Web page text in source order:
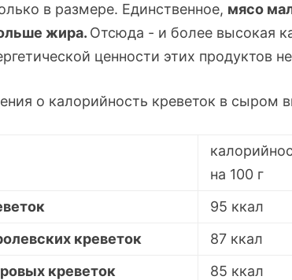
в размере. Единственное, мясо
жира. Отсюда - и более высокая
ценности этих продуктов
о калорийность креветок в сыром
на 100 г
95 ккал
креветок 87 ккал
креветок 85 ккал